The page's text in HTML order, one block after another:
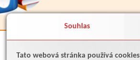
Souhlas
Tato webová stránka používá cookies